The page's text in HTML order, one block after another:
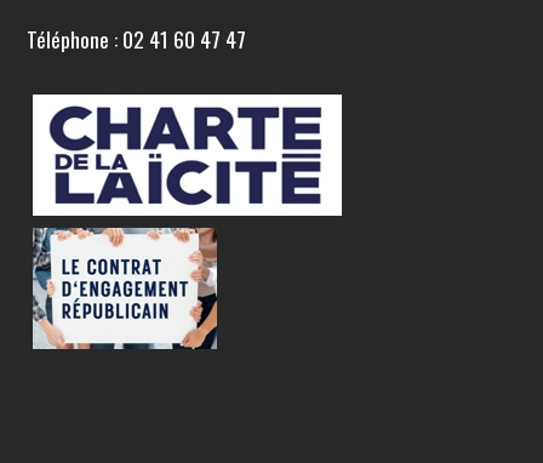
Téléphone : 02 41 60 47 47